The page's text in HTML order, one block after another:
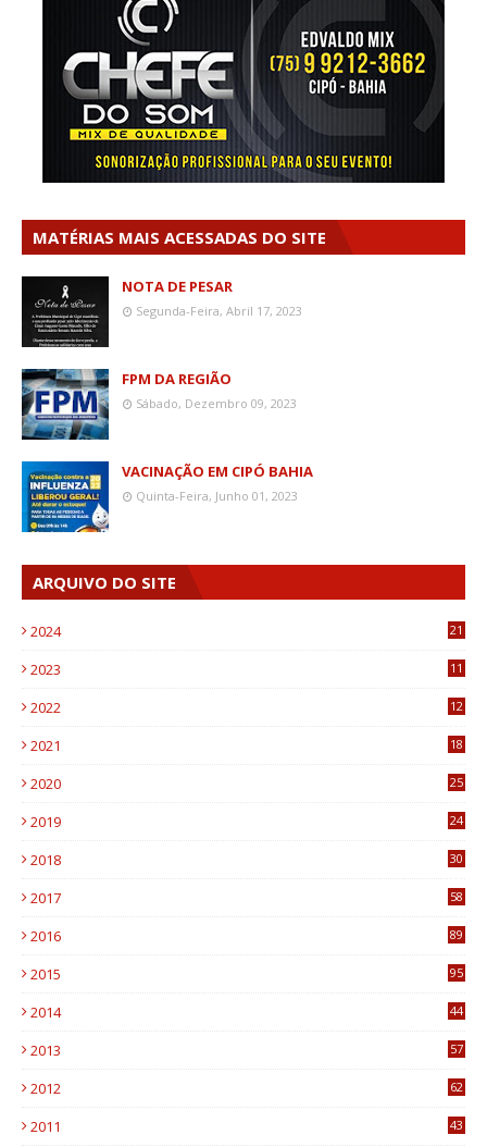
MATÉRIAS MAIS ACESSADAS DO SITE
NOTA DE PESAR
Segunda-Feira, Abril 17, 2023
FPM DA REGIÃO
Sábado, Dezembro 09, 2023
VACINAÇÃO EM CIPÓ BAHIA
Quinta-Feira, Junho 01, 2023
ARQUIVO DO SITE
2024 21
2023
11
2022
12
2021
18
2020
25
2019
24
2018
30
2017
58
2016
89
2015
95
2014
44
2013
57
2012
62
2011
43